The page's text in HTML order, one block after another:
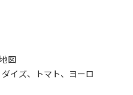
図
イズ、トマト、ヨーロ